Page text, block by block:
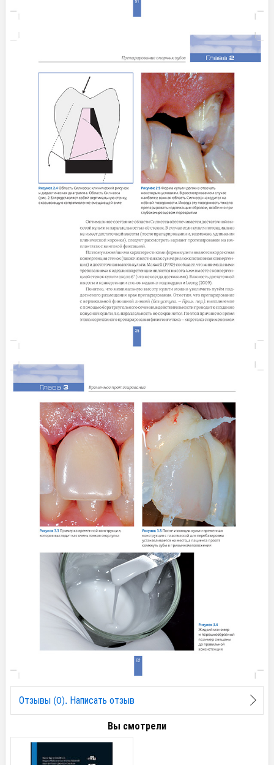
Отзывы (0). Написать отзыв
Вы смотрели